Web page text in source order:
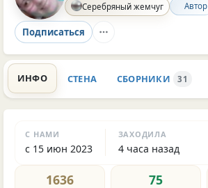
Серебряный жемчуг Автор
Подписаться
ИНФО СТЕНА СБОРНИКИ 31
С НАМИ
с 15 июн 2023
ЗАХОДИЛА
4 часа назад
1636 75